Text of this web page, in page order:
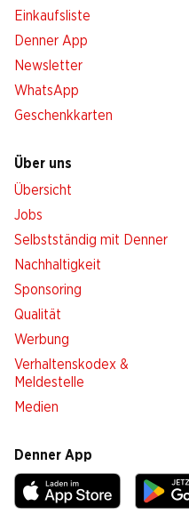
Einkaufsliste
Denner App
Newsletter
WhatsApp
Geschenkkarten
Über uns
Übersicht
Jobs
Selbstständig mit Denner
Nachhaltigkeit
Sponsoring
Qualität
Werbung
Verhaltenskodex &
Meldestelle
Medien
Denner App